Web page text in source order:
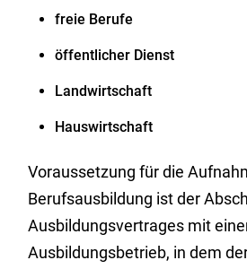
freie Berufe
öffentlicher Dienst
Landwirtschaft
Hauswirtschaft
Voraussetzung für die
Berufsausbildung ist der
Ausbildungsvertrages mit
Ausbildungsbetrieb, in dem